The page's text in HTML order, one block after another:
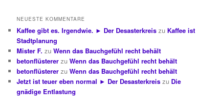
NEUESTE KOMMENTARE
Kaffee gibt es. Irgendwie. ► Der Desasterkreis zu Kaffee ist
Stadtplanung
Mister F. zuWenn das Bauchgefühl recht behält
betonflüsterer zuWenn das Bauchgefühl recht behält
betonflüsterer zuWenn das Bauchgefühl recht behält
Jetzt ist teuer eben normal ► Der Desasterkreis zu Die
gnädige Entlastung